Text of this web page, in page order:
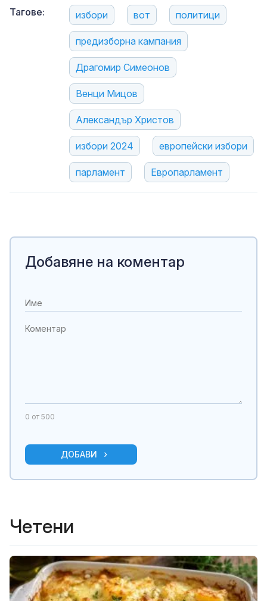
Тагове: избори вот политици
предизборна кампания
Драгомир Симеонов
Венци Мицов
Александър Христов
избори 2024 европейски избори
парламент Европарламент
Добавяне на коментар
0 от 500
ДОБАВИ
Четени